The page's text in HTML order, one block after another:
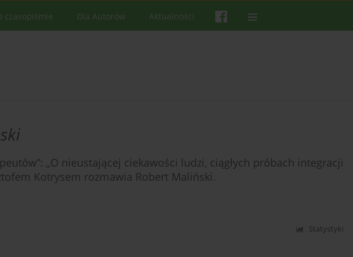
czasopiśmie Dla Autorów Aktualności
„O nieustającej ciekawości ludzi, ciągłych próbach integracji
Kotrysem rozmawia Robert Maliński.
Statystyki